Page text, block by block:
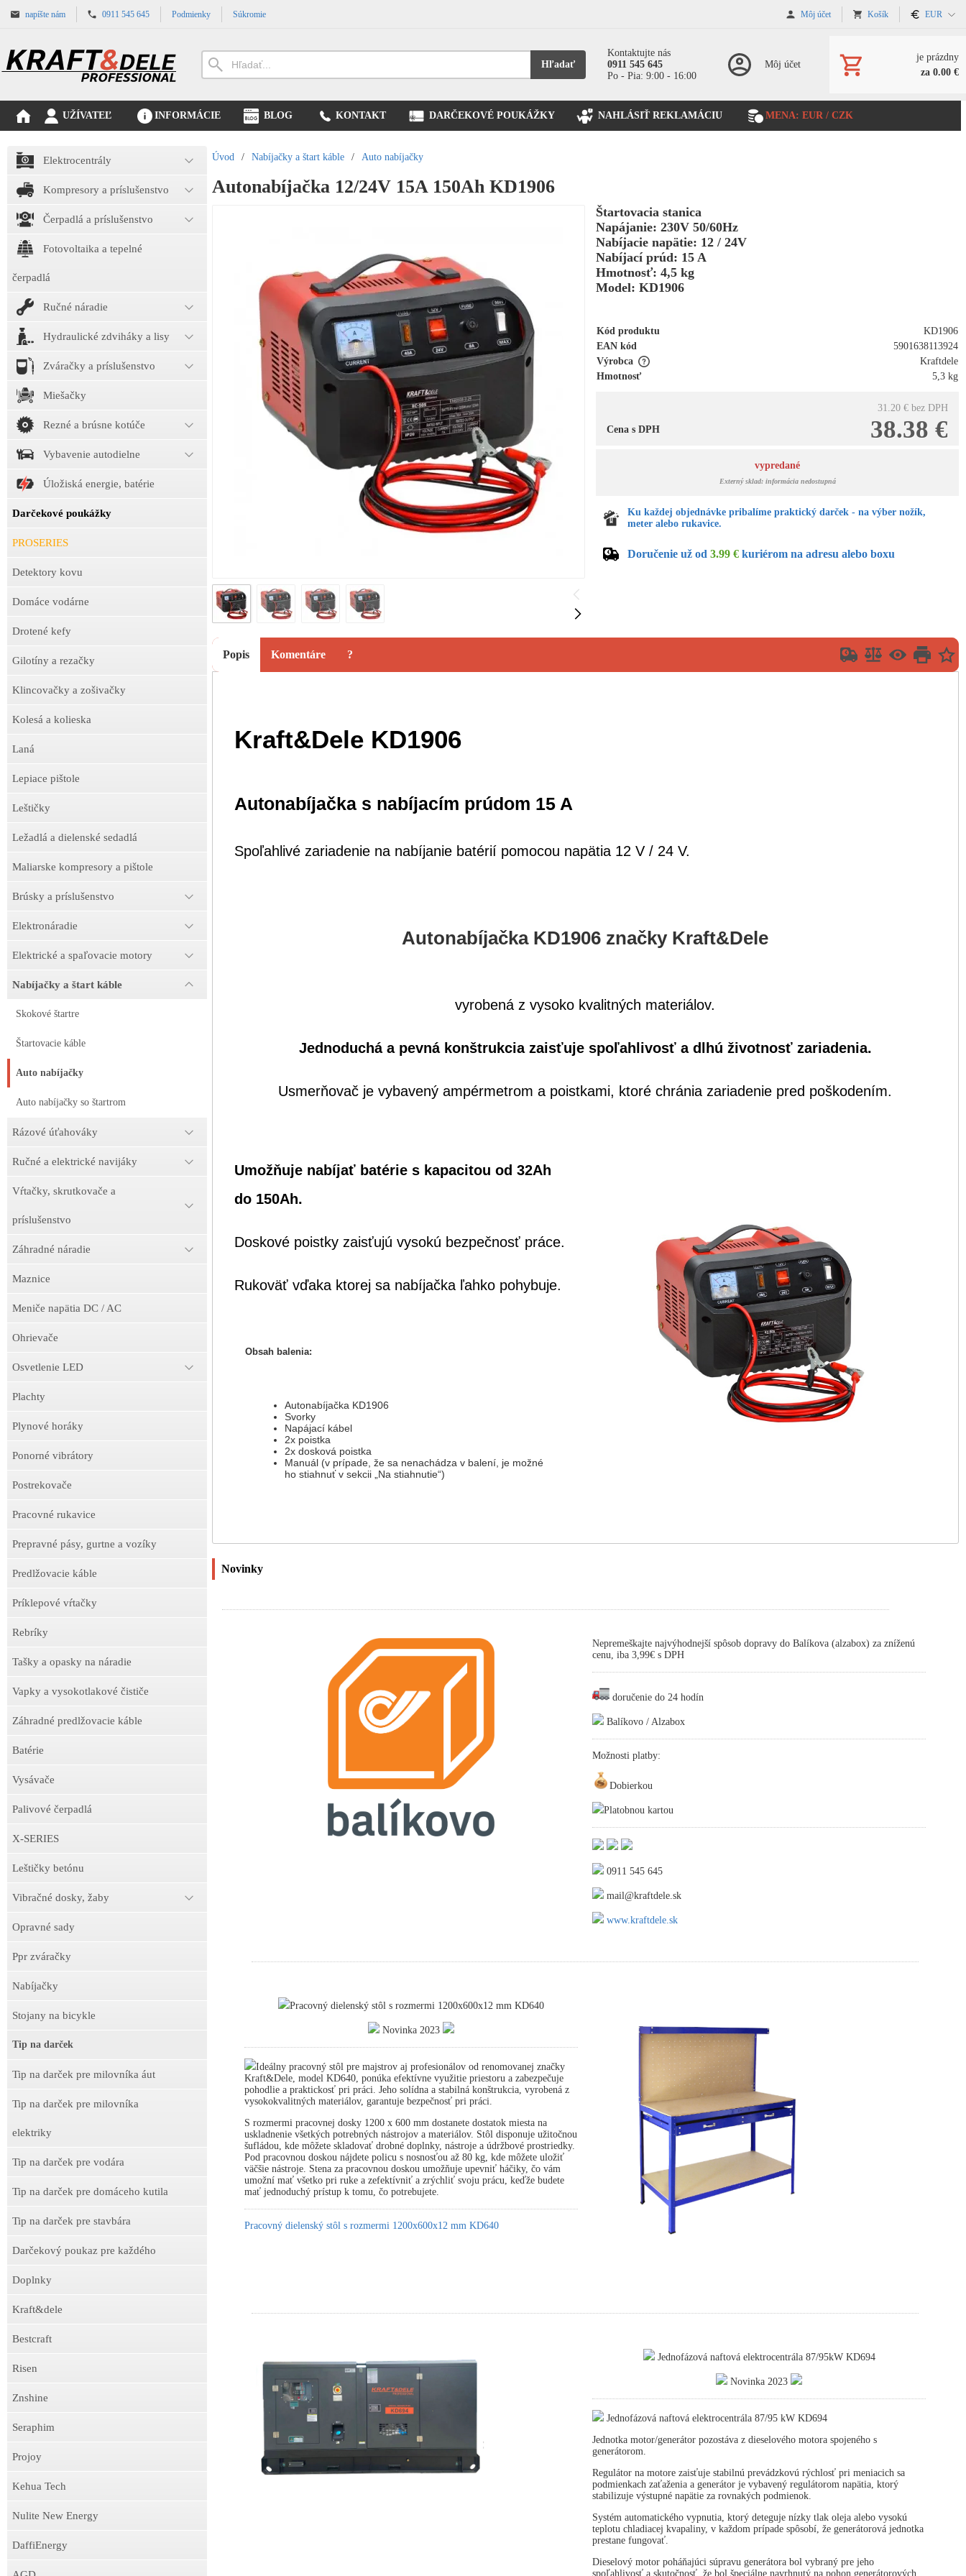
napíšte nám 0911 545 645 Podmienky Súkromie Môj účet Košík EUR
Hľadať
Kontaktujte nás
0911 545 645
Po - Pia: 9:00 - 16:00
Môj účet
je prázdny
za 0.00 €
UŽÍVATEĽ INFORMÁCIE BLOG KONTAKT DARČEKOVÉ POUKÁŽKY NAHLÁSIŤ REKLAMÁCIU MENA: EUR / CZK
Elektrocentrály
Kompresory a príslušenstvo
Čerpadlá a príslušenstvo
Fotovoltaika a tepelné
čerpadlá
Ručné náradie
Hydraulické zdviháky a lisy
Zváračky a príslušenstvo
Miešačky
Rezné a brúsne kotúče
Vybavenie autodielne
Úložiská energie, batérie
Darčekové poukážky
PROSERIES
Detektory kovu
Domáce vodárne
Drotené kefy
Gilotíny a rezačky
Klincovačky a zošivačky
Kolesá a kolieska
Laná
Lepiace pištole
Leštičky
Ležadlá a dielenské sedadlá
Maliarske kompresory a pištole
Brúsky a príslušenstvo
Elektronáradie
Elektrické a spaľovacie motory
Nabíjačky a štart káble
Skokové štartre
Štartovacie káble
Auto nabíjačky
Auto nabíjačky so štartrom
Rázové úťahováky
Ručné a elektrické navijáky
Vŕtačky, skrutkovače a
príslušenstvo
Záhradné náradie
Maznice
Meniče napätia DC / AC
Ohrievače
Osvetlenie LED
Plachty
Plynové horáky
Ponorné vibrátory
Postrekovače
Pracovné rukavice
Prepravné pásy, gurtne a vozíky
Predlžovacie káble
Príklepové vŕtačky
Rebríky
Tašky a opasky na náradie
Vapky a vysokotlakové čističe
Záhradné predlžovacie káble
Batérie
Vysávače
Palivové čerpadlá
X-SERIES
Leštičky betónu
Vibračné dosky, žaby
Opravné sady
Ppr zváračky
Nabíjačky
Stojany na bicykle
Tip na darček
Tip na darček pre milovníka áut
Tip na darček pre milovníka
elektriky
Tip na darček pre vodára
Tip na darček pre domáceho kutila
Tip na darček pre stavbára
Darčekový poukaz pre každého
Doplnky
Kraft&dele
Bestcraft
Risen
Znshine
Seraphim
Projoy
Kehua Tech
Nulite New Energy
DaffiEnergy
Úvod / Nabíjačky a štart káble / Auto nabíjačky
Autonabíjačka 12/24V 15A 150Ah KD1906
Štartovacia stanica
Napájanie: 230V 50/60Hz
Nabíjacie napätie: 12 / 24V
Nabíjací prúd: 15 A
Hmotnosť: 4,5 kg
Model: KD1906
Kód produktu
KD1906
EAN kód
5901638113924
Výrobca
Kraftdele
Hmotnosť
5,3 kg
31.20 € bez DPH
38.38 €
Cena s DPH
vypredané
Externý sklad: informácia nedostupná
Ku každej objednávke pribalíme praktický darček - na výber nožík,
meter alebo rukavice.
Doručenie už od3.99 € kuriérom na adresu alebo boxu
Popis Komentáre ?
Kraft&Dele KD1906
Autonabíjačka s nabíjacím prúdom 15 A
Spoľahlivé zariadenie na nabíjanie batérií pomocou napätia 12 V / 24 V.
Autonabíjačka KD1906 značky Kraft&Dele
vyrobená z vysoko kvalitných materiálov.
Jednoduchá a pevná konštrukcia zaisťuje spoľahlivosť a dlhú životnosť zariadenia.
Usmerňovač je vybavený ampérmetrom a poistkami, ktoré chránia zariadenie pred poškodením.
Umožňuje nabíjať batérie s kapacitou od 32Ah
do 150Ah.
Doskové poistky zaisťujú vysokú bezpečnosť práce.
Rukoväť vďaka ktorej sa nabíjačka ľahko pohybuje.
Obsah balenia:
Autonabíjačka KD1906
Svorky
Napájací kábel
2x poistka
2x dosková poistka
Manuál (v prípade, že sa nenachádza v balení, je možné
ho stiahnuť v sekcii „Na stiahnutie“)
Novinky
Nepremeškajte najvýhodnejší spôsob dopravy do Balíkova (alzabox) za zníženú
cenu, iba 3,99€ s DPH
doručenie do 24 hodín
Balíkovo / Alzabox
Možnosti platby:
Dobierkou
Platobnou kartou
0911 545 645
mail@kraftdele.sk
www.kraftdele.sk
Pracovný dielenský stôl s rozmermi 1200x600x12 mm KD640
Novinka 2023
Ideálny pracovný stôl pre majstrov aj profesionálov od renomovanej značky
Kraft&Dele, model KD640, ponúka efektívne využitie priestoru a zabezpečuje
pohodlie a praktickosť pri práci. Jeho solídna a stabilná konštrukcia, vyrobená z
vysokokvalitných materiálov, garantuje bezpečnosť pri práci.
S rozmermi pracovnej dosky 1200 x 600 mm dostanete dostatok miesta na
uskladnenie všetkých potrebných nástrojov a materiálov. Stôl disponuje užitočnou
šufládou, kde môžete skladovať drobné doplnky, nástroje a údržbové prostriedky.
Pod pracovnou doskou nájdete policu s nosnosťou až 80 kg, kde môžete uložiť
väčšie nástroje. Stena za pracovnou doskou umožňuje upevniť háčiky, čo vám
umožní mať všetko pri ruke a zefektívniť a zrýchliť svoju prácu, keďže budete
mať jednoduchý prístup k tomu, čo potrebujete.
Pracovný dielenský stôl s rozmermi 1200x600x12 mm KD640
Jednofázová naftová elektrocentrála 87/95kW KD694
Novinka 2023
Jednofázová naftová elektrocentrála 87/95 kW KD694
Jednotka motor/generátor pozostáva z dieselového motora spojeného s
generátorom.
Regulátor na motore zaisťuje stabilnú prevádzkovú rýchlosť pri meniacich sa
podmienkach zaťaženia a generátor je vybavený regulátorom napätia, ktorý
stabilizuje výstupné napätie za rovnakých podmienok.
Systém automatického vypnutia, ktorý deteguje nízky tlak oleja alebo vysokú
teplotu chladiacej kvapaliny, v každom prípade spôsobí, že generátorová jednotka
prestane fungovať.
Dieselový motor poháňajúci súpravu generátora bol vybraný pre jeho
spoľahlivosť a skutočnosť, že bol špeciálne navrhnutý na pohon generátorových